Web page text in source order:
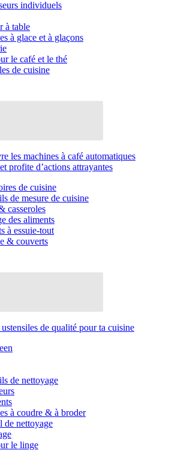
individuels
à table
à glace et à glaçons
le café et le thé
de cuisine
les machines à café automatiques
profite d’actions attrayantes
de cuisine
de mesure de cuisine
casseroles
des aliments
à essuie-tout
& couverts
de qualité pour ta cuisine
de nettoyage
à coudre & à broder
de nettoyage
le linge